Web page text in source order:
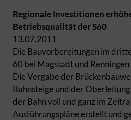
Regionale Investitionen
Betriebsqualität der S60
13.07.2011
Die Bauvorbereitungen im
60 bei Magstadt und
Die Vergabe der
Bahnsteige und der
der Bahn voll und ganz im
Ausführungspläne erstellt und